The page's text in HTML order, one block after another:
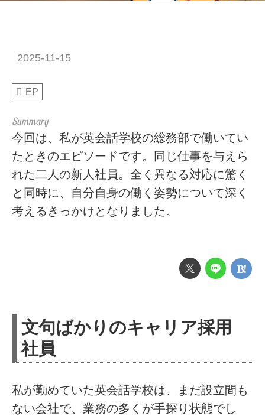
2025-11-15
EP
今回は、私が英会話学校の総務部で働いてい
たときのエピソードです。同じ仕事を与えら
れた二人の新人社員。全く異なる対応に驚く
と同時に、自分自身の働く姿勢について深く
考えるきっかけとなりました。
文句ばかりのキャリア採用
社員
私が勤めていた英会話学校は、まだ設立間も
ない会社で、業務の多くが手探り状態でし